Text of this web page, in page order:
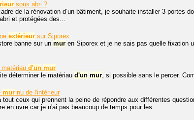
sous abri ?
de la rénovation d’un bâtiment, je souhaite installer 3 portes
et protégées des...
extérieur sur Siporex
banne sur un mur en Siporex et je ne sais pas quelle fixation
d'un mur
déterminer le matériau d'un mur, si possible sans le percer.
mur nu de l'intérieur
tout ceux qui prennent la peine de répondre aux différentes
en uvre car je n'ai pas beaucoup de temps pour les...